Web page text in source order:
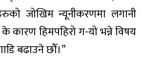
जोखिम न्यूनीकरणमा लगानी
कारण हिमपहिरो ग-यो भन्ने विषय
बढाउने छौँ।”